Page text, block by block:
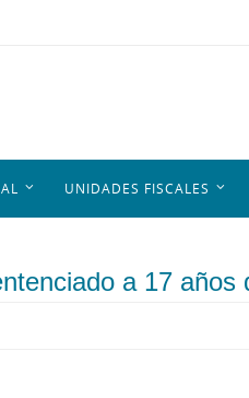
UNIDADES FISCALES
a 17